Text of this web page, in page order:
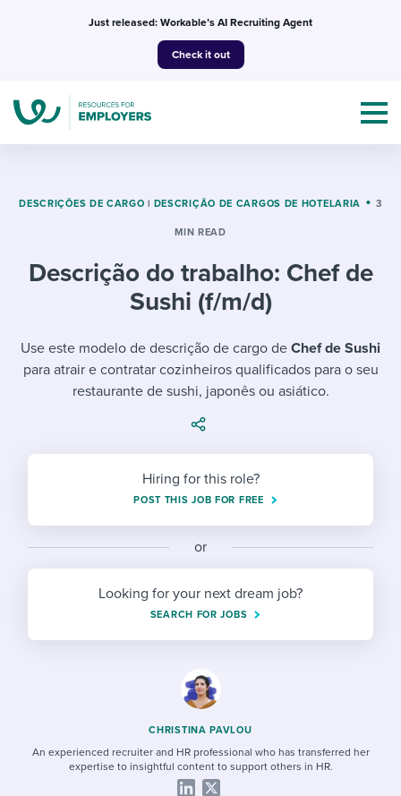
Just released: Workable’s AI Recruiting Agent
Check it out
Mobilizing AI in my work
Working together with others
Maintaining hiring pipelines
Developing & retaining people
Ensuring compliance
Finding and attracting people
Digitizing work processes
Candidate/employee experiences
Templates & Guides
I WANT...
Policy templates
Onboarding checklists
Step-by-step tutorials
Free ebooks & reports
HR terms
Workable Academy
Interview process
Pay & benefits
Modern working life
Overall career resources
Attend webinars & events
Workable customer stories
Explore Workable
DESCRIÇÕES DE CARGO | DESCRIÇÃO DE CARGOS DE HOTELARIA 3
MIN READ
Descrição do trabalho: Chef de
Sushi (f/m/d)
Use este modelo de descrição de cargo de Chef de Sushi
para atrair e contratar cozinheiros qualificados para o seu
restaurante de sushi, japonês ou asiático.
Hiring for this role?
POST THIS JOB FOR FREE
or
Looking for your next dream job?
SEARCH FOR JOBS
CHRISTINA PAVLOU
An experienced recruiter and HR professional who has transferred her
expertise to insightful content to support others in HR.